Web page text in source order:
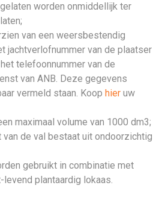
worden onmiddellijk ter
van een weersbestendig
jachtverlofnummer van de plaatser
telefoonnummer van de
van ANB. Deze gegevens
vermeld staan. Koophier uw
maximaal volume van 1000 dm3;
van de val bestaat uit ondoorzichtig
gebruikt in combinatie met
plantaardig lokaas.